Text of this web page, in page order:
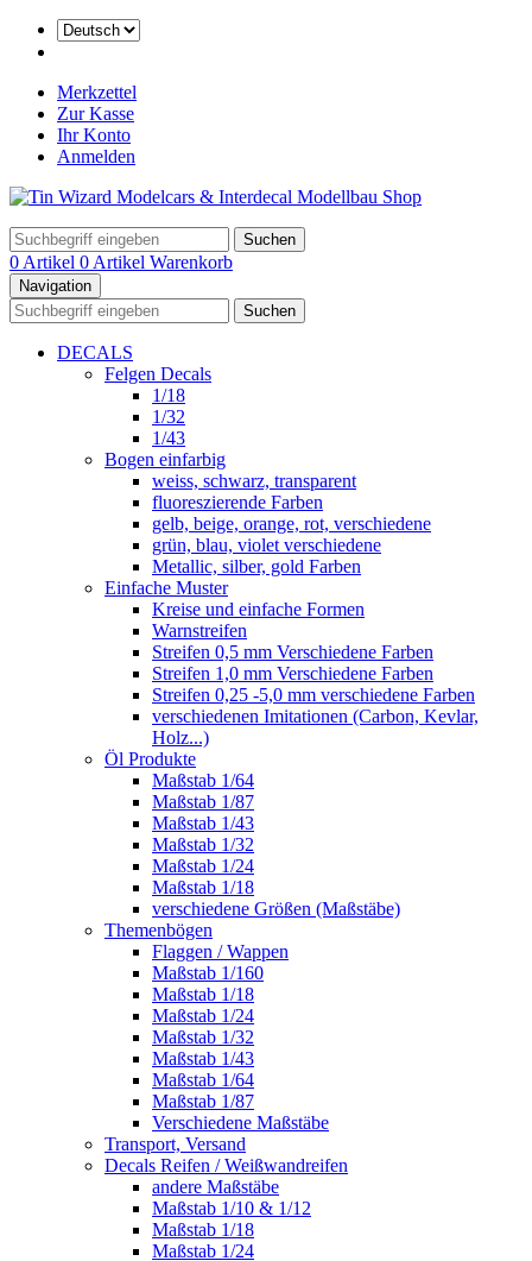
Merkzettel
Zur Kasse
Ihr Konto
Anmelden
Suchen
0 Artikel 0 Artikel Warenkorb
Navigation
Suchen
DECALS
Felgen Decals
1/18
1/32
1/43
Bogen einfarbig
weiss, schwarz, transparent
fluoreszierende Farben
gelb, beige, orange, rot, verschiedene
grün, blau, violet verschiedene
Metallic, silber, gold Farben
Einfache Muster
Kreise und einfache Formen
Warnstreifen
Streifen 0,5 mm Verschiedene Farben
Streifen 1,0 mm Verschiedene Farben
Streifen 0,25 -5,0 mm verschiedene Farben
verschiedenen Imitationen (Carbon, Kevlar,
Holz...)
Öl Produkte
Maßstab 1/64
Maßstab 1/87
Maßstab 1/43
Maßstab 1/32
Maßstab 1/24
Maßstab 1/18
verschiedene Größen (Maßstäbe)
Themenbögen
Flaggen / Wappen
Maßstab 1/160
Maßstab 1/18
Maßstab 1/24
Maßstab 1/32
Maßstab 1/43
Maßstab 1/64
Maßstab 1/87
Verschiedene Maßstäbe
Transport, Versand
Decals Reifen / Weißwandreifen
andere Maßstäbe
Maßstab 1/10 & 1/12
Maßstab 1/18
Maßstab 1/24